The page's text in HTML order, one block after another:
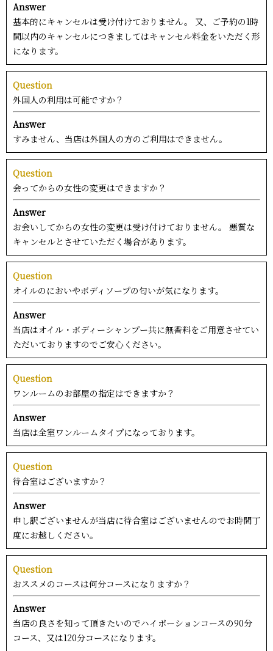
Answer
基本的にキャンセルは受け付けておりません。 又、ご予約の1時
間以内のキャンセルにつきましてはキャンセル料金をいただく形
になります。
Question
外国人の利用は可能ですか？
Answer
すみません、当店は外国人の方のご利用はできません。
Question
会ってからの女性の変更はできますか？
Answer
お会いしてからの女性の変更は受け付けておりません。 悪質な
キャンセルとさせていただく場合があります。
Question
オイルのにおいやボディソープの匂いが気になります。
Answer
当店はオイル・ボディーシャンプー共に無香料をご用意させてい
ただいておりますのでご安心ください。
Question
ワンルームのお部屋の指定はできますか？
Answer
当店は全室ワンルームタイプになっております。
Question
待合室はございますか？
Answer
申し訳ございませんが当店に待合室はございませんのでお時間丁
度にお越しください。
Question
おススメのコースは何分コースになりますか？
Answer
当店の良さを知って頂きたいのでハイポーションコースの90分
コース、又は120分コースになります。